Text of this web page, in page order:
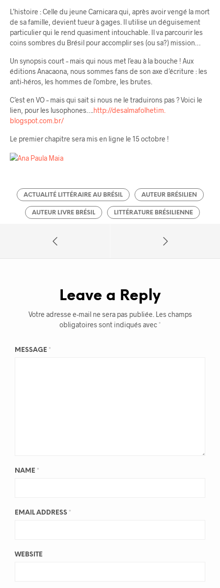
L’histoire : Celle du jeune Carnicara qui, après avoir vengé la mort
de sa famille, devient tueur à gages. Il utilise un déguisement
particulier qui le rend quasiment intouchable. Il va parcourir les
coins sombres du Brésil pour accomplir ses (ou sa?) mission…
Un synopsis court – mais qui nous met l’eau à la bouche ! Aux
éditions Anacaona, nous sommes fans de son axe d’écriture : les
anti-héros, les hommes de l’ombre, les brutes.
C’est en VO – mais qui sait si nous ne le traduirons pas ? Voici le
lien, pour les lusophones…. http://desalmafolhetim.
blogspot.com.br/
Le premier chapitre sera mis en ligne le 15 octobre !
ACTUALITÉ LITTÉRAIRE AU BRÉSIL AUTEUR BRÉSILIEN
AUTEUR LIVRE BRÉSIL LITTÉRATURE BRÉSILIENNE
Leave a Reply
Votre adresse e-mail ne sera pas publiée. Les champs
obligatoires sont indiqués avec *
MESSAGE *
NAME *
EMAIL ADDRESS *
WEBSITE